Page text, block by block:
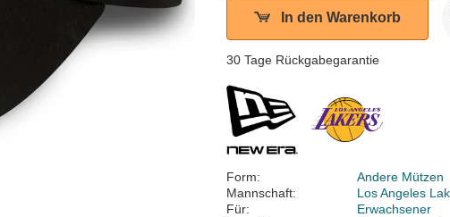
In den Warenkorb
30 Tage Rückgabegarantie
Form:
Andere Mützen
Mannschaft:
Los Angeles
Für:
Erwachsener